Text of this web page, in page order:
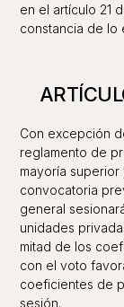
en el artículo 21
constancia de lo
Con excepción
reglamento de
mayoría
convocatoria
general
unidades
mitad de los
con el voto
coeficientes de
sesión.